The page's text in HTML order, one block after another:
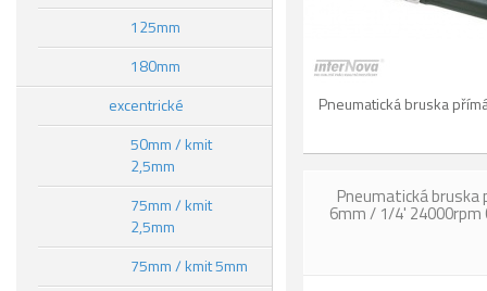
125mm
180mm
excentrické
50mm / kmit
2,5mm
75mm / kmit
2,5mm
75mm / kmit 5mm
Pneumatická bruska
Pneumatická bruska
6mm / 1/4' 24000rpm